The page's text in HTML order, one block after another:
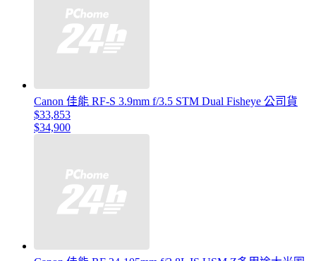
Canon 佳能 RF-S 3.9mm f/3.5 STM Dual Fisheye 公司貨
$33,853
$34,900